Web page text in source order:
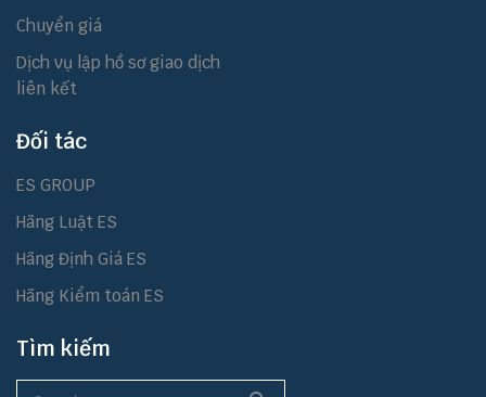
Chuyển giá
Dịch vụ lập hồ sơ giao dịch
liên kết
Đối tác
ES GROUP
Hãng Luật ES
Hãng Định Giá ES
Hãng Kiểm toán ES
Tìm kiếm